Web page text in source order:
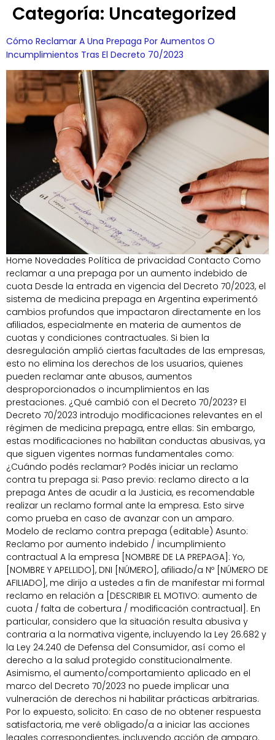
Categoría: Uncategorized
Cómo Reclamar A Una Prepaga Por Aumentos O
Incumplimientos Tras El Decreto 70/2023
Home Novedades Política de privacidad Contacto Como
reclamar a una prepaga por un aumento indebido de
cuota Desde la entrada en vigencia del Decreto 70/2023, el
sistema de medicina prepaga en Argentina experimentó
cambios profundos que impactaron directamente en los
afiliados, especialmente en materia de aumentos de
cuotas y condiciones contractuales. Si bien la
desregulación amplió ciertas facultades de las empresas,
esto no elimina los derechos de los usuarios, quienes
pueden reclamar ante abusos, aumentos
desproporcionados o incumplimientos en las
prestaciones. ¿Qué cambió con el Decreto 70/2023? El
Decreto 70/2023 introdujo modificaciones relevantes en el
régimen de medicina prepaga, entre ellas: Sin embargo,
estas modificaciones no habilitan conductas abusivas, ya
que siguen vigentes normas fundamentales como:
¿Cuándo podés reclamar? Podés iniciar un reclamo
contra tu prepaga si: Paso previo: reclamo directo a la
prepaga Antes de acudir a la Justicia, es recomendable
realizar un reclamo formal ante la empresa. Esto sirve
como prueba en caso de avanzar con un amparo.
Modelo de reclamo contra prepaga (editable) Asunto:
Reclamo por aumento indebido / incumplimiento
contractual A la empresa [NOMBRE DE LA PREPAGA]: Yo,
[NOMBRE Y APELLIDO], DNI [NÚMERO], afiliado/a Nº [NÚMERO DE
AFILIADO], me dirijo a ustedes a fin de manifestar mi formal
reclamo en relación a [DESCRIBIR EL MOTIVO: aumento de
cuota / falta de cobertura / modificación contractual]. En
particular, considero que la situación resulta abusiva y
contraria a la normativa vigente, incluyendo la Ley 26.682 y
la Ley 24.240 de Defensa del Consumidor, así como el
derecho a la salud protegido constitucionalmente.
Asimismo, el aumento/comportamiento aplicado en el
marco del Decreto 70/2023 no puede implicar una
vulneración de derechos ni habilitar prácticas arbitrarias.
Por lo expuesto, solicito: En caso de no obtener respuesta
satisfactoria, me veré obligado/a a iniciar las acciones
legales correspondientes, incluyendo acción de amparo.